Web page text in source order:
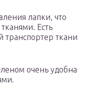
лапки, что
Есть
транспортер ткани
очень удобна